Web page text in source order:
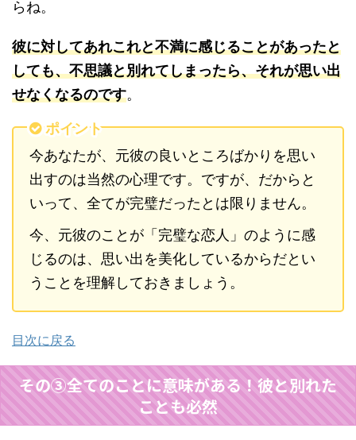
らね。
彼に対してあれこれと不満に感じることがあったと
しても、不思議と別れてしまったら、それが思い出
せなくなるのです。
ポイント
今あなたが、元彼の良いところばかりを思い
出すのは当然の心理です。ですが、だからと
いって、全てが完璧だったとは限りません。
今、元彼のことが「完璧な恋人」のように感
じるのは、思い出を美化しているからだとい
うことを理解しておきましょう。
目次に戻る
その③全てのことに意味がある！彼と別れた
ことも必然